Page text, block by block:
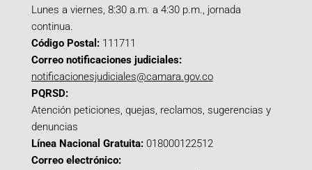
Lunes a viernes, 8:30 a.m. a 4:30 p.m., jornada
continua.
Código Postal: 111711
Correo notificaciones judiciales:
notificacionesjudiciales@camara.gov.co
PQRSD:
Atención peticiones, quejas, reclamos, sugerencias y
denuncias
Línea Nacional Gratuita: 018000122512
Correo electrónico: